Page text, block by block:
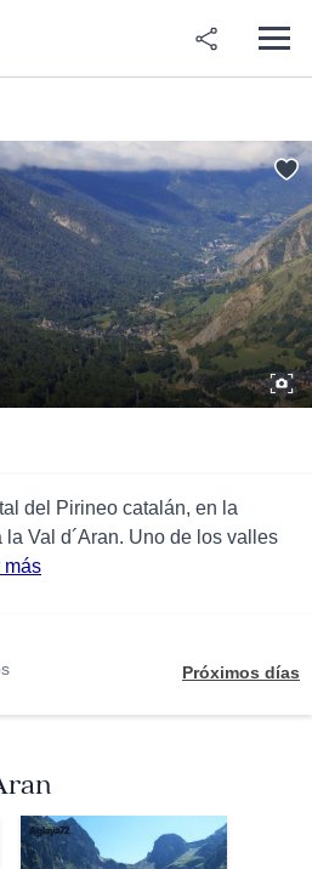
del Pirineo catalán, en la
Val d´Aran. Uno de los valles
más
Próximos días
Aglaya72